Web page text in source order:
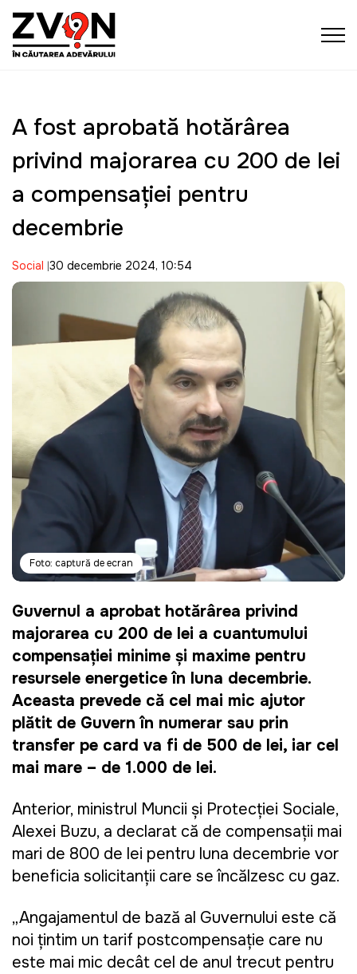
A fost aprobată hotărârea
privind majorarea cu 200 de lei
a compensației pentru
decembrie
Social 30 decembrie 2024, 10:54
Foto: captură de ecran
Guvernul a aprobat hotărârea privind
majorarea cu 200 de lei a cuantumului
compensației minime și maxime pentru
resursele energetice în luna decembrie.
Aceasta prevede că cel mai mic ajutor
plătit de Guvern în numerar sau prin
transfer pe card va fi de 500 de lei, iar cel
mai mare – de 1.000 de lei.
Anterior, ministrul Muncii și Protecției Sociale,
Alexei Buzu, a declarat că de compensații mai
mari de 800 de lei pentru luna decembrie vor
beneficia solicitanții care se încălzesc cu gaz.
„Angajamentul de bază al Guvernului este că
noi țintim un tarif postcompensație care nu
este mai mic decât cel de anul trecut pentru